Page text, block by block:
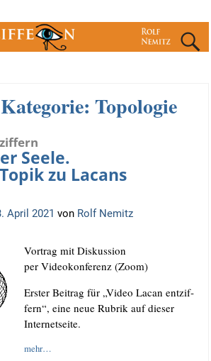
Topologie
Seele.
zu Lacans
April 2021 von Rolf Nemitz
Vor­trag mit Diskussion
per Video­kon­fe­renz (Zoom)
Ers­ter Bei­trag für „Video Lacan ent­zif­
fern“, eine neue Rubrik auf die­ser
Internetseite.
mehr…